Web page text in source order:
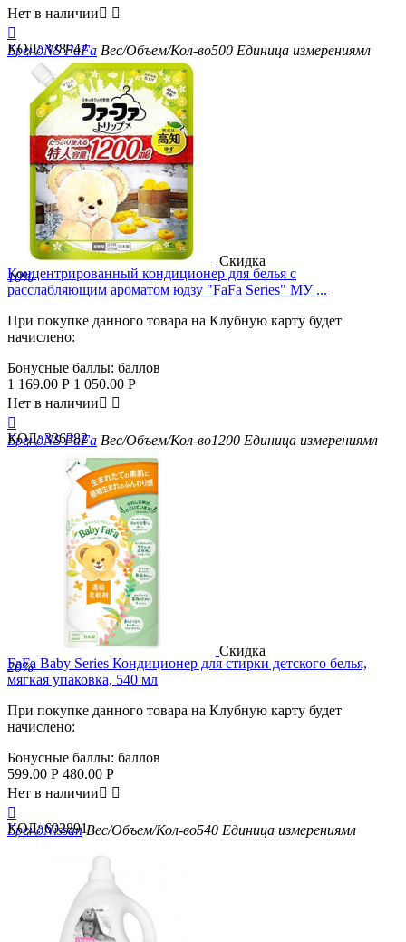
Нет в наличии 

БрендNS FaFa Вес/Объем/Кол-во500 Единица измерениямл
КОД: 328942
Скидка
10%
Концентрированный кондиционер для белья с
расслабляющим ароматом юдзу "FaFa Series" МУ ...
При покупке данного товара на Клубную карту будет
начислено:
Бонусные баллы: баллов
1 169.00 Р 1 050.00 Р
Нет в наличии 

БрендNS FaFa Вес/Объем/Кол-во1200 Единица измерениямл
КОД: 326382
Скидка
20%
FaFa Baby Series Кондиционер для стирки детского белья,
мягкая упаковка, 540 мл
При покупке данного товара на Клубную карту будет
начислено:
Бонусные баллы: баллов
599.00 Р 480.00 Р
Нет в наличии 

БрендNissan Вес/Объем/Кол-во540 Единица измерениямл
КОД: 602891